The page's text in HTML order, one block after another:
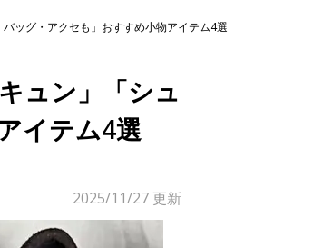
ッグ・アクセも」おすすめ小物アイテム4選
ュン」「シュ
イテム4選
2025/11/27 更新